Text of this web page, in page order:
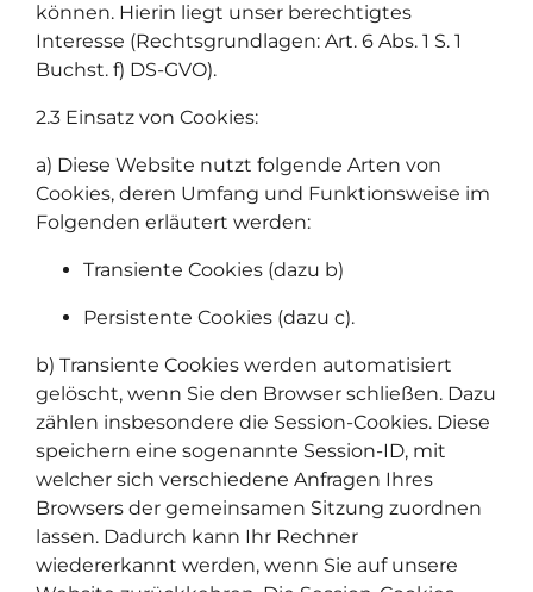
können. Hierin liegt unser berechtigtes
Interesse (Rechtsgrundlagen: Art. 6 Abs. 1 S. 1
Buchst. f) DS-GVO).
2.3 Einsatz von Cookies:
a) Diese Website nutzt folgende Arten von
Cookies, deren Umfang und Funktionsweise im
Folgenden erläutert werden:
Transiente Cookies (dazu b)
Persistente Cookies (dazu c).
b) Transiente Cookies werden automatisiert
gelöscht, wenn Sie den Browser schließen. Dazu
zählen insbesondere die Session-Cookies. Diese
speichern eine sogenannte Session-ID, mit
welcher sich verschiedene Anfragen Ihres
Browsers der gemeinsamen Sitzung zuordnen
lassen. Dadurch kann Ihr Rechner
wiedererkannt werden, wenn Sie auf unsere